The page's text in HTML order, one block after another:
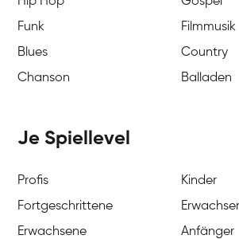
Funk
Filmmusik
Blues
Country
Chanson
Balladen
Je Spiellevel
Profis
Kinder
Fortgeschrittene
Erwachsene
Anfänger